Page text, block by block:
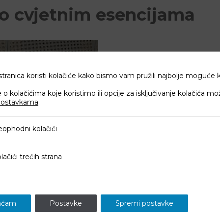
cvjetnim esencijama
prirodnih metoda iscjeljivanja u svojoj praksi.
koristi kolačiće kako bismo vam pružili najbolje moguće
o kolačićima koje koristimo ili opcije za isključivanje kolačića
.
kolačićikolačići
strana
trećih strana
Postavke Spremi postavke